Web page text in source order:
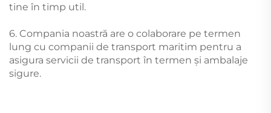
tine în timp util.
6. Compania noastră are o colaborare pe termen
lung cu companii de transport maritim pentru a
asigura servicii de transport în termen și ambalaje
sigure.